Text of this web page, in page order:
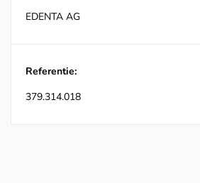
EDENTA AG
Referentie:
379.314.018